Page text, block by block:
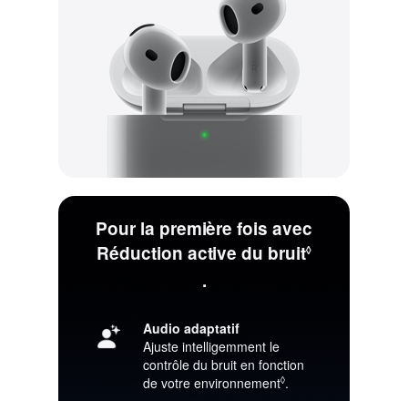
Pour la première fois avec
Réduction active du bruit◊
Renvoi
mentions
légales.
.
Audio adaptatif
Ajuste intelligemment le
contrôle du bruit en fonction
de votre environnement◊Renvoi aux
.